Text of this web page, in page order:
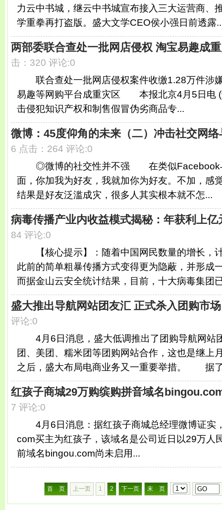
力云中书城，继云中书城宣布接入三大运营商、
学重拳再打盗版。盛大文学CEO侯小强日前透露
两部委联合查处一批网店侵权 淘宝易趣成
击：320 评论:0
联合查处一批网店侵权案件收缴1.28万件
易趣等网购平台成重灾区 本报北京4月5日电 (
击侵犯知识产权和制售假冒伪劣商品专...
微博：45度仰角的未来（二）冲击社交网
6 点击：264 评论:0
◎微博的社交性并不强 在类似Facebook与
面，你加我为好友，我就加你为好友。不加，感
结果是好友泛滥成灾，很多人其实根本就不怎...
病毒传播产业内收益模式揭秘：年获利上亿
84 评论:0
【核心提示】：随着中国网民数量的增长，
此前的简单粗暴传播方式变得更为隐蔽，并形成
而据金山云安全统计结果，目前，十大病毒集团
盛大推出导航网站团友汇 正式杀入团购市场
评论:0
4月6日消息，盛大低调推出了团购导航网站
团、美团、糯米团等团购网站合作，这也是继上
之后，盛大布局电商业务又一重要举措。 据
红孩子商城29万购缤购拼音域名
7 评论:0
4月6日消息：据红孩子商城总经理微博证实
com买主为红孩子，该域名是公司近日以29万人
前域名bingou.com尚未启用...
首 页 上一页 1 2 下一页 末 页